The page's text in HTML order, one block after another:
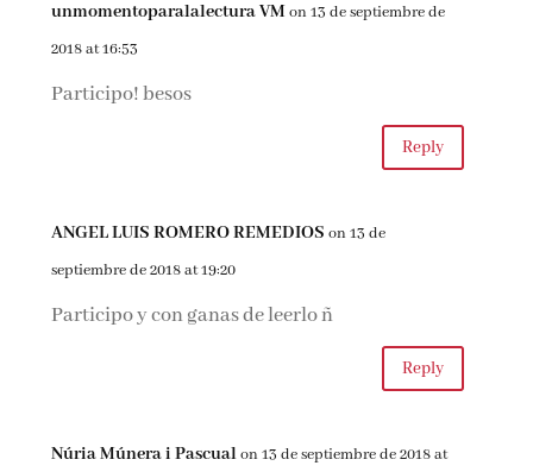
unmomentoparalalectura VMon 13 de septiembre de
2018 at 16:53
Participo! besos
Reply
ANGEL LUIS ROMERO REMEDIOS on 13 de
septiembre de 2018 at 19:20
Participo y con ganas de leerlo ñ
Reply
Núria Múnera i Pascualon 13 de septiembre de 2018 at